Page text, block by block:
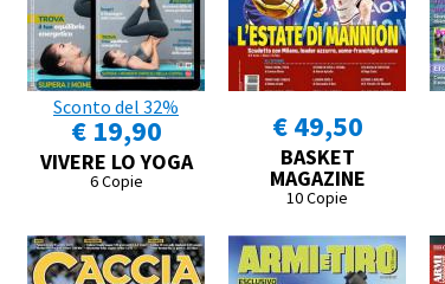
Sconto del 32%
€ 19,90
VIVERE LO YOGA
6 Copie
€ 49,50
BASKET
MAGAZINE
10 Copie